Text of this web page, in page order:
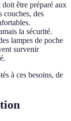
être préparé aux
couches, des
la sécurité.
lampes de poche
survenir
à ces besoins, de